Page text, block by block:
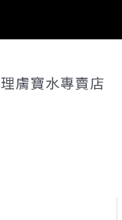
理膚寶水專賣店